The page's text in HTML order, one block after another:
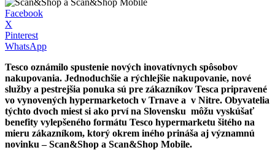
Facebook
X
Pinterest
WhatsApp
Tesco oznámilo spustenie nových inovatívnych spôsobov
nakupovania. Jednoduchšie a rýchlejšie nakupovanie, nové
služby a pestrejšia ponuka sú pre zákazníkov Tesca pripravené
vo vynovených hypermarketoch v Trnave a v Nitre. Obyvatelia
týchto dvoch miest si ako prví na Slovensku môžu vyskúšať
benefity vylepšeného formátu Tesco hypermarketu šitého na
mieru zákazníkom, ktorý okrem iného prináša aj významnú
novinku – Scan&Shop a Scan&Shop Mobile.